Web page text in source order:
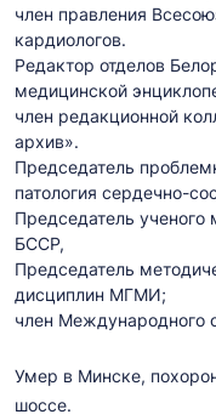
член правления
кардиологов.
Редактор отделов
медицинской
член редакционной
архив».
Председатель
патология сердечно-
Председатель ученого
БССР,
Председатель
дисциплин МГМИ;
член Международного
Умер в Минске,
шоссе.